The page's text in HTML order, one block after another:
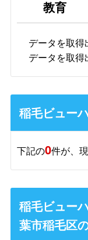
教育
データを取得
データを取得
稲毛ビュー
下記の0件が、
稲毛ビュー
葉市稲毛区